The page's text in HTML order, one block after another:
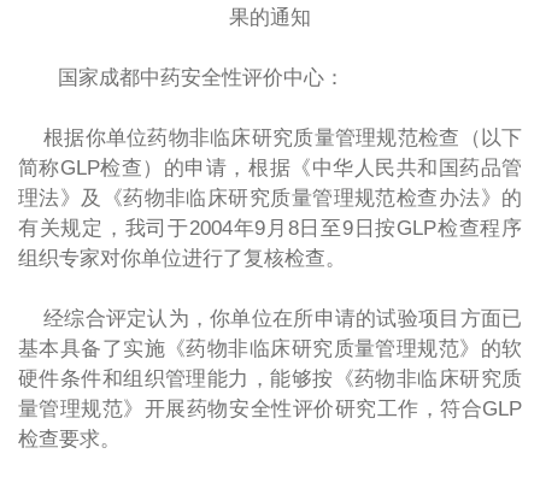
果的通知
国家成都中药安全性评价中心：
根据你单位药物非临床研究质量管理规范检查（以下
简称GLP检查）的申请，根据《中华人民共和国药品管
理法》及《药物非临床研究质量管理规范检查办法》的
有关规定，我司于2004年9月8日至9日按GLP检查程序
组织专家对你单位进行了复核检查。
经综合评定认为，你单位在所申请的试验项目方面已
基本具备了实施《药物非临床研究质量管理规范》的软
硬件条件和组织管理能力，能够按《药物非临床研究质
量管理规范》开展药物安全性评价研究工作，符合GLP
检查要求。